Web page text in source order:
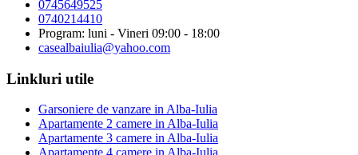
0745649525
0740214410
Program: luni - Vineri 09:00 - 18:00
casealbaiulia@yahoo.com
Linkluri utile
Garsoniere de vanzare in Alba-Iulia
Apartamente 2 camere in Alba-Iulia
Apartamente 3 camere in Alba-Iulia